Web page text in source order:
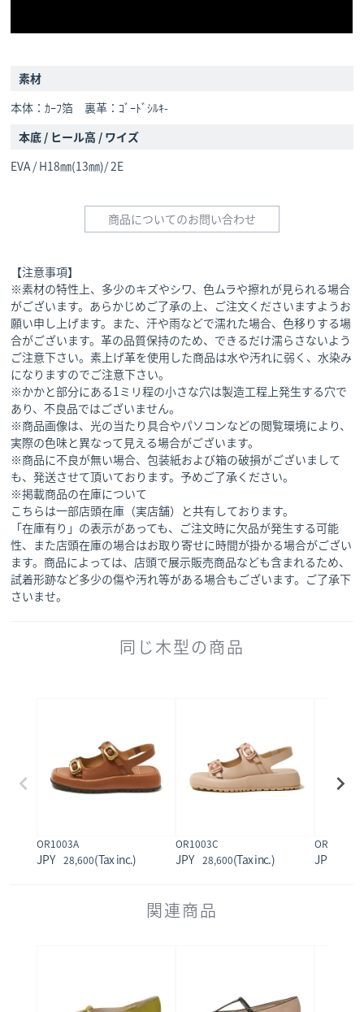
素材
本体：ｶｰﾌ箔 裏革：ｺﾞｰﾄﾞｼﾙｷ-
本底 / ヒール高 / ワイズ
EVA / H18㎜(13㎜)/ 2E
商品についてのお問い合わせ
【注意事項】
※素材の特性上、多少のキズやシワ、色ムラや擦れが見られる場合
がございます。あらかじめご了承の上、ご注文くださいますようお
願い申し上げます。また、汗や雨などで濡れた場合、色移りする場
合がございます。革の品質保持のため、できるだけ濡らさないよう
ご注意下さい。素上げ革を使用した商品は水や汚れに弱く、水染み
になりますのでご注意下さい。
※かかと部分にある1ミリ程の小さな穴は製造工程上発生する穴で
あり、不良品ではございません。
※商品画像は、光の当たり具合やパソコンなどの閲覧環境により、
実際の色味と異なって見える場合がございます。
※商品に不良が無い場合、包装紙および箱の破損がございまして
も、発送させて頂いております。予めご了承ください。
※掲載商品の在庫について
こちらは一部店頭在庫（実店舗）と共有しております。
「在庫有り」の表示があっても、ご注文時に欠品が発生する可能
性、また店頭在庫の場合はお取り寄せに時間が掛かる場合がござい
ます。商品によっては、店頭で展示販売商品なども含まれるため、
試着形跡など多少の傷や汚れ等がある場合もございます。ご了承下
さいませ。
同じ木型の商品
OR1003A
28,600
OR1003C
28,600
OR1005
関連商品